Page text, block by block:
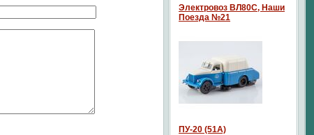
Электровоз ВЛ80С, Наши
Поезда №21
ПУ-20 (51А)